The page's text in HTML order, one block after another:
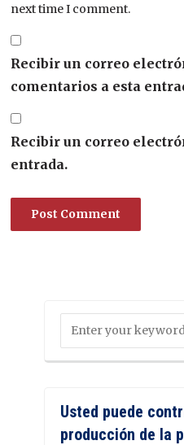
next time I comment.
Recibir un correo
comentarios a esta
Recibir un correo
entrada.
Usted puede
producción de la